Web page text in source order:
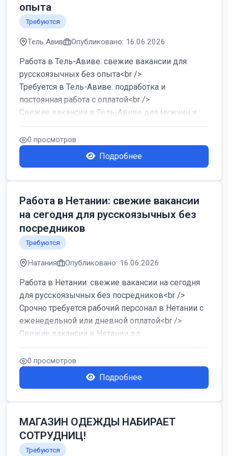
опыта
Требуются
Тель Авив Опубликовано: 16.06.2026
Работа в Тель-Авиве: свежие вакансии для
русскоязычных без опыта<br />
Требуется в Тель-Авиве: подработка и
постоянная работа с оплатой<br />
Свежие вакансии в Тель-Авиве для мужчин и
женщин от хозя...
0 просмотров
Подробнее
Работа в Нетании: свежие вакансии
на сегодня для русскоязычных без
посредников
Требуются
Натания Опубликовано: 16.06.2026
Работа в Нетании: свежие вакансии на сегодня
для русскоязычных без посредников<br />
Срочно требуется рабочий персонал в Нетании с
еженедельной или дневной оплатой<br />
Свежие вакансии в Нетании дл...
0 просмотров
Подробнее
МАГАЗИН ОДЕЖДЫ НАБИРАЕТ
СОТРУДНИЦ!
Требуются